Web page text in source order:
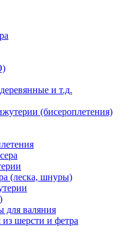
и т.д.
(бисероплетения)
(леска, шнуры)
для валяния
шерсти и фетра